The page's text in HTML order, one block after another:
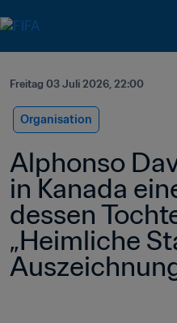
Freitag 03 Juli 2026, 22:00
Organisation
Alphonso
in Kanada
dessen
„Heimliche